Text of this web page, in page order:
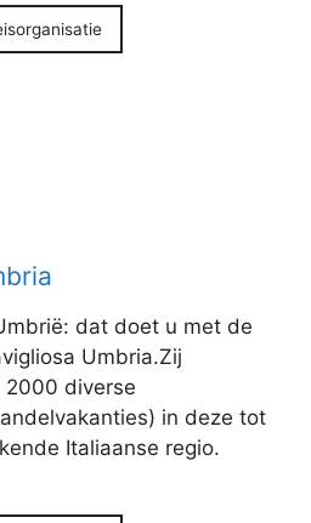
dat doet u met de
Umbria.Zij
2000 diverse
in deze tot
Italiaanse regio.